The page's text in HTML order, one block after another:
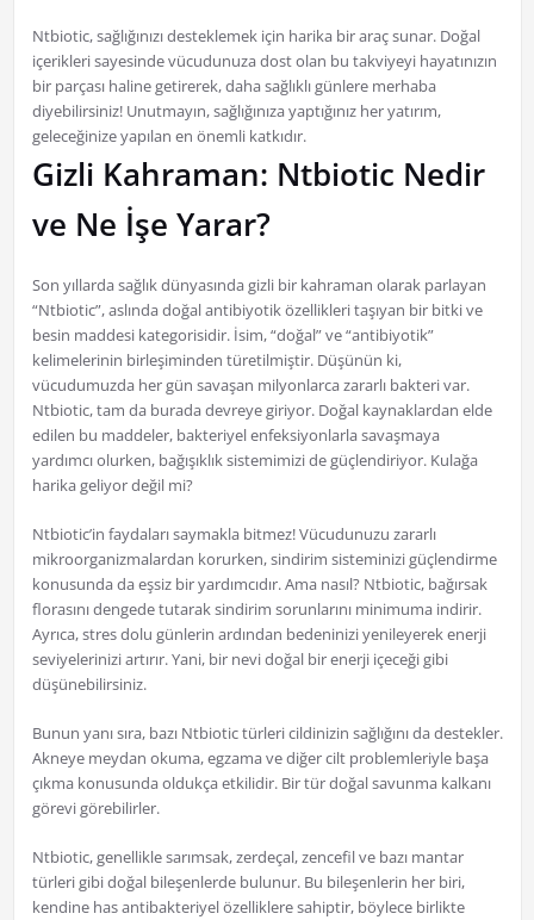
Ntbiotic, sağlığınızı desteklemek için harika bir araç sunar. Doğal
içerikleri sayesinde vücudunuza dost olan bu takviyeyi hayatınızın
bir parçası haline getirerek, daha sağlıklı günlere merhaba
diyebilirsiniz! Unutmayın, sağlığınıza yaptığınız her yatırım,
geleceğinize yapılan en önemli katkıdır.
Gizli Kahraman: Ntbiotic Nedir
ve Ne İşe Yarar?
Son yıllarda sağlık dünyasında gizli bir kahraman olarak parlayan
“Ntbiotic”, aslında doğal antibiyotik özellikleri taşıyan bir bitki ve
besin maddesi kategorisidir. İsim, “doğal” ve “antibiyotik”
kelimelerinin birleşiminden türetilmiştir. Düşünün ki,
vücudumuzda her gün savaşan milyonlarca zararlı bakteri var.
Ntbiotic, tam da burada devreye giriyor. Doğal kaynaklardan elde
edilen bu maddeler, bakteriyel enfeksiyonlarla savaşmaya
yardımcı olurken, bağışıklık sistemimizi de güçlendiriyor. Kulağa
harika geliyor değil mi?
Ntbiotic’in faydaları saymakla bitmez! Vücudunuzu zararlı
mikroorganizmalardan korurken, sindirim sisteminizi güçlendirme
konusunda da eşsiz bir yardımcıdır. Ama nasıl? Ntbiotic, bağırsak
florasını dengede tutarak sindirim sorunlarını minimuma indirir.
Ayrıca, stres dolu günlerin ardından bedeninizi yenileyerek enerji
seviyelerinizi artırır. Yani, bir nevi doğal bir enerji içeceği gibi
düşünebilirsiniz.
Bunun yanı sıra, bazı Ntbiotic türleri cildinizin sağlığını da destekler.
Akneye meydan okuma, egzama ve diğer cilt problemleriyle başa
çıkma konusunda oldukça etkilidir. Bir tür doğal savunma kalkanı
görevi görebilirler.
Ntbiotic, genellikle sarımsak, zerdeçal, zencefil ve bazı mantar
türleri gibi doğal bileşenlerde bulunur. Bu bileşenlerin her biri,
kendine has antibakteriyel özelliklere sahiptir, böylece birlikte